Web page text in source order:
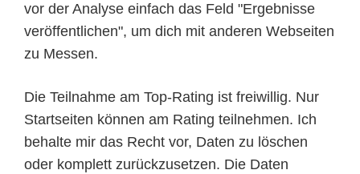
vor der Analyse einfach das Feld "Ergebnisse
veröffentlichen", um dich mit anderen Webseiten
zu Messen.
Die Teilnahme am Top-Rating ist freiwillig. Nur
Startseiten können am Rating teilnehmen. Ich
behalte mir das Recht vor, Daten zu löschen
oder komplett zurückzusetzen. Die Daten